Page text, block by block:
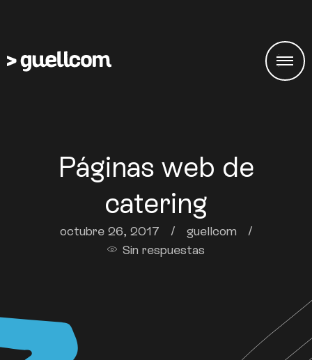
Páginas web de
catering
octubre 26, 2017 / guellcom
/
Sin respuestas